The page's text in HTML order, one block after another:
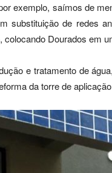
exemplo, saímos de
substituição de redes
colocando Dourados em
e tratamento de
da torre de